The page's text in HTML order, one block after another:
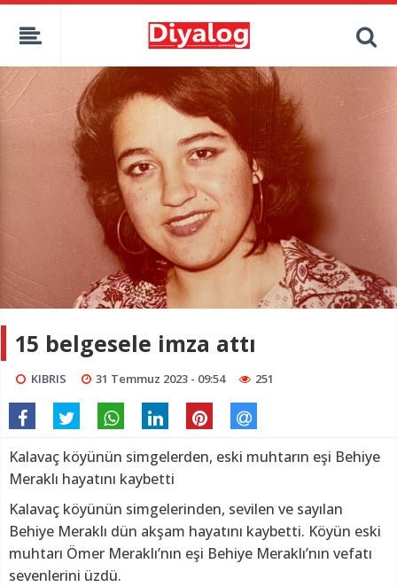
15 belgesele imza attı
KIBRIS 31 Temmuz 2023 - 09:54 251
Kalavaç köyünün simgelerden, eski muhtarın eşi Behiye
Meraklı hayatını kaybetti
Kalavaç köyünün simgelerinden, sevilen ve sayılan
Behiye Meraklı dün akşam hayatını kaybetti. Köyün eski
muhtarı Ömer Meraklı’nın eşi Behiye Meraklı’nın vefatı
sevenlerini üzdü.